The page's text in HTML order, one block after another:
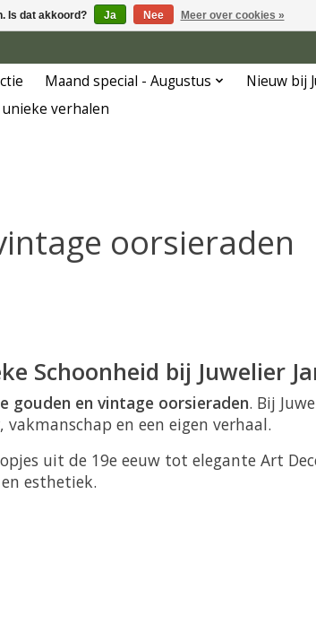
Maand special - Augustus
Nieuw bij
unieke verhalen
oorsieraden
Schoonheid bij Juwelier
gouden en vintage oorsieraden. Bij
en een eigen verhaal.
uit de 19e eeuw tot elegante Art
esthetiek.
Is dat akkoord? Ja Nee Meer over cookies »